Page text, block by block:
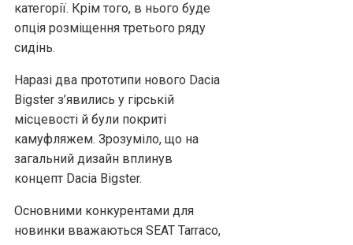
категорії. Крім того, в нього буде
опція розміщення третього ряду
сидінь.
Наразі два прототипи нового Dacia
Bigster з’явились у гірській
місцевості й були покриті
камуфляжем. Зрозуміло, що на
загальний дизайн вплинув
концепт Dacia Bigster.
Основними конкурентами для
новинки вважаються SEAT Tarraco,